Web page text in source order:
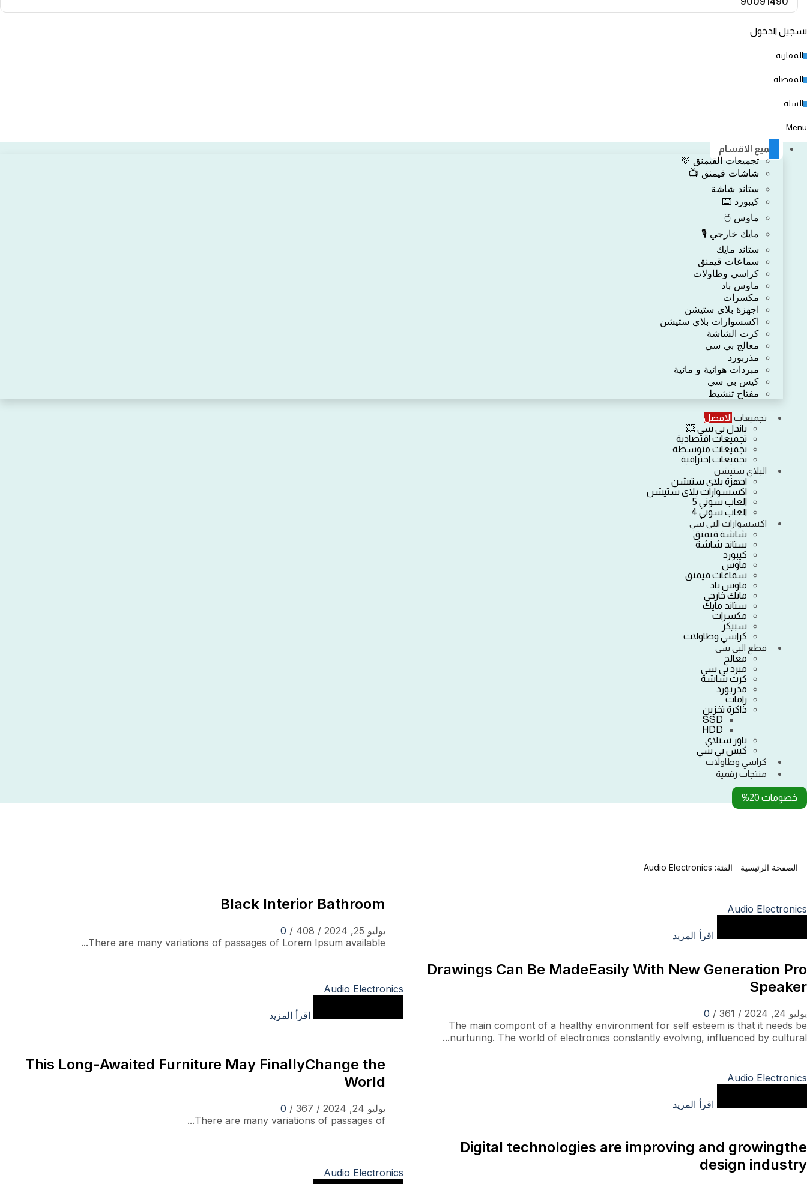
تسجيل الدخول
المقارنة
المفضلة
السلة
Menu
جميع الاقسام
تجميعات القيمنق 💜
شاشات قيمنق 📺
ستاند شاشة
كيبورد ⌨️
ماوس 🖱️
مايك خارجي 🎙️
ستاند مايك
سماعات قيمنق
كراسي وطاولات
ماوس باد
مكسرات
اجهزة بلاي ستيشن
اكسسوارات بلاي ستيشن
كرت الشاشة
معالج بي سي
مذربورد
مبردات هوائية و مائية
كيس بي سي
مفتاح تنشيط
تجميعات الافضل
باندل بي سي 💥
تجميعات اقتصادية
تجميعات متوسطة
تجميعات احترافية
البلاي ستيشن
اجهزة بلاي ستيشن
اكسسوارات بلاي ستيشن
العاب سوني 5
العاب سوني 4
اكسسوارات البي سي
شاشة قيمنق
ستاند شاشة
كيبورد
ماوس
سماعات قيمنق
ماوس باد
مايك خارجي
ستاند مايك
مكسرات
سبيكر
كراسي وطاولات
قطع البي سي
معالج
مبرد بي سي
كرت شاشة
مذربورد
رامات
ذاكرة تخزين
SSD
HDD
باور سبلاي
كيس بي سي
كراسي وطاولات
منتجات رقمية
خصومات 20%
الصفحة الرئيسية الفئة: Audio Electronics
Audio Electronics
اقرأ المزيد
Black Interior Bathroom
يوليو 25, 2024 /
408
/
0
There are many variations of passages of Lorem Ipsum available...
Audio Electronics
اقرأ المزيد
Drawings Can Be MadeEasily With New Generation Pro
Speaker
يوليو 24, 2024 /
361
/
0
The main compont of a healthy environment for self esteem is that it needs be
nurturing. The world of electronics constantly evolving, influenced by cultural...
Audio Electronics
اقرأ المزيد
This Long-Awaited Furniture May FinallyChange the
World
يوليو 24, 2024 /
367
/
0
There are many variations of passages of...
Audio Electronics
Digital technologies are improving and growingthe
design industry